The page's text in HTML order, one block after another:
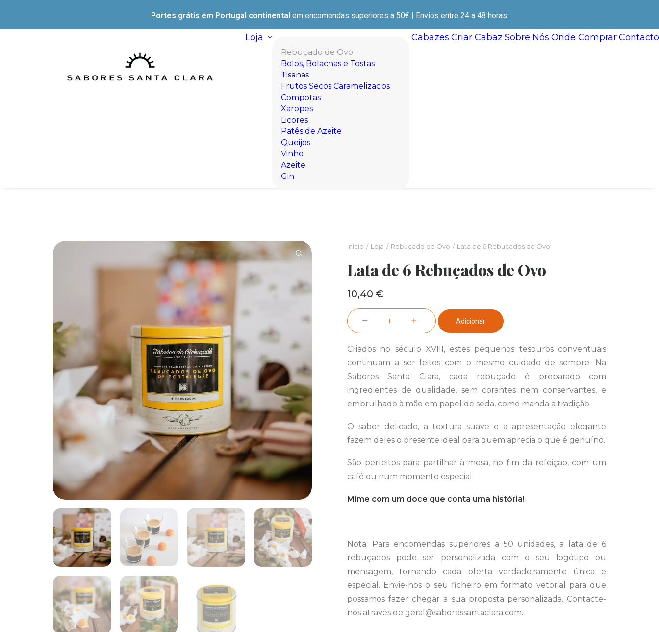
Portes grátis em Portugal continental em encomendas superiores a 50€ | Envios entre 24 a 48 horas.
Loja
Rebuçado de Ovo
Bolos, Bolachas e Tostas
Tisanas
Frutos Secos Caramelizados
Compotas
Xaropes
Licores
Patês de Azeite
Queijos
Vinho
Azeite
Gin
Cabazes Criar Cabaz Sobre Nós Onde Comprar
Início Loja Rebuçado de Ovo Lata de 6 Rebuçados de Ovo
Lata de 6 Rebuçados de Ovo
10,40 €
Quantidade
de
Lata
Rebuçados
Adicionar
Criados no século XVIII, estes pequenos tesouros conventuais
continuam a ser feitos com o mesmo cuidado de sempre. Na
Sabores Santa Clara, cada rebuçado é preparado com
ingredientes de qualidade, sem corantes nem conservantes, e
embrulhado à mão em papel de seda, como manda a tradição.
O sabor delicado, a textura suave e a apresentação elegante
fazem deles o presente ideal para quem aprecia o que é genuíno.
São perfeitos para partilhar à mesa, no fim da refeição, com um
café ou num momento especial.
Mime com um doce que conta uma história!
Nota: Para encomendas superiores a 50 unidades, a lata de 6
rebuçados pode ser personalizada com o seu logótipo ou
mensagem, tornando cada oferta verdadeiramente única e
especial. Envie-nos o seu ficheiro em formato vetorial para que
possamos fazer chegar a sua proposta personalizada. Contacte-
nos através de geral@saboressantaclara.com.